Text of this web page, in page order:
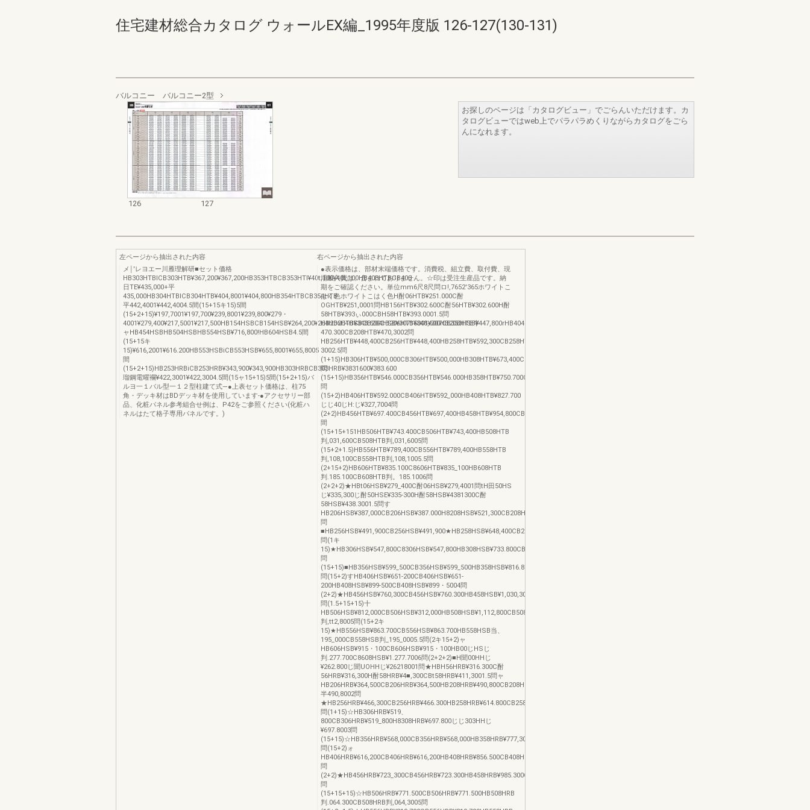
住宅建材総合カタログ ウォールEX編_1995年度版 126-127(130-131)
バルコニー バルコニー2型
126 127
お探しのページは「カタログビュー」でごらんいただけます。カ
タログビューではweb上でパラパラめくりながらカタログをごら
んになれます。
左ページから抽出された内容
メ￨′レヨエー川雁理解研■セット価格
HB303HTBICB303HTB¥367,200¥367,200HB353HTBCB353HTl¥40t,100¥40t,100HB403HTBCB403
日TE¥435,000+平
435,000HB304HTBICB304HTB¥404,8001¥404,800HB354HTBCB354HTB
平442,4001¥442,4004.5間(15+15キ15)5間
(15+2+15)¥197,7001¥197,700¥239,8001¥239,800¥279・
4001¥279,400¥217,5001¥217,500HB154HSBCB154HSB¥264,200¥264HB204HSBCB204HSB¥30715001¥307CB353HSB¥447,800rHB404HSB¥533,800
ャHB454HSBHB504HSBHB554HSB¥716,800!HB604HSB4.5間
(15+15キ
15)¥616,2001¥616.200HB553HSBiCB553HSB¥655,8001¥655,8005
間
(15+2+15)HB253HRBiCB253HRB¥343,900¥343,900HB303HRBCB303HRB¥3831600¥383.600
瑠鋼電曜襴¥422,3001¥422,3004.5間(15ャ15+15)5間(15+2+15)バ
ルヨ一１バル型一１２型柱建て式―●上表セット価格は、柱75
角・デッキ材はBDデッキ材を使用しています‐●アクセサリー部
品、化粧バネル参考組合せ例は、P42をご参照ください(化粧ハ
ネルはたて格子専用パネルです。)
右ページから抽出された内容
●表示価格は、部材末端価格です。消費税、組立費、取付費、現
場般入費は、含まれておりません。☆印は受注生産品です。納
期をご確認ください。単位mm6尺8尺問ロ!,7652′365ホワイトこ
はく色ホワイトこはく色H酎06HTB¥251.000C酎
OGHTB¥251,0001問HB156HTB¥302.600C酎56HTB¥302.600H酎
58HTB¥393ぃ000CBH58HTB¥393.0001.5問
HB206HTB¥348.600CB206HTB¥348,600HB208HTB半
470.300CB208HTB¥470,3002問
HB256HTB¥448,400CB256HTB¥448,400HB258HTB¥592,300CB258HTB¥592‐
3002.5問
(1+15)HB306HTB¥500,000CB306HTB¥500,000HB308HTB¥673,400CB308HTB¥673,4003
問
(15+15)HB356HTB¥546.000CB356HTB¥546.000HB358HTB¥750.700CB358HTB¥750_7003.5
問
(15+2)HB406HTB¥592.000CB406HTB¥592_000HB408HTB¥827.700
じじ40じH:じ¥327,7004問
(2+2)HB456HTB¥697.400CB456HTB¥697,400HB458HTB¥954,800CB458HTB¥054.3004.5
間
(15+15+151HB506HTB¥743.400CB506HTB¥743,400HB508HTB
判,031,600CB508HTB判,031,6005問
(15+2+1.5)HB556HTB¥789,400CB556HTB¥789,400HB558HTB
判,108,100CB558HTB判,108,1005.5問
(2+15+2)HB606HTB¥835.100C8606HTB¥835_100HB608HTB
判.185.100CB608HTB判。185.1006問
(2+2+2)★HBt06HSB¥279_400C酎06HSB¥279,4001問tH田50HS
じ¥335,300じ酎50HSE¥335‐300H酎58HSB¥4381300C酎
58HSB¥438.3001.5問す
HB206HSB¥387,000CB206HSB¥387.000H8208HSB¥521,300CB208HSB¥521,3002
問
■HB256HSB¥491,900CB256HSB¥491,900★HB258HSB¥648,400CB258HSB¥648,4002.5
問(1キ
15)★HB306HSB¥547,800C8306HSB¥547,800HB308HSB¥733.800CB308HSB¥733_8003
問
(15+15)■HB356HSB¥599_500CB356HSB¥599_500HB358HSB¥816.800CB358HSB¥816.3003.5
問(15+2)すHB406HSB¥651‐200CB406HSB¥651‐
200HB408HSB¥899‐500CB408HSB¥899・5004問
(2+2)★HB456HSB¥760,300CB456HSB¥760.300HB458HSB¥1,030,300CB458HSB¥1,030,3004.5
問(1.5+15+15)十
HB506HSB¥812,000CB506HSB¥312,000HB508HSB¥1,112,800CB508HSB
判,tt2,8005問(15+2キ
15)★HB556HSB¥863.700CB556HSB¥863.700HB558HSB当、
195_000CB558HSB判_195_0005.5問(2キ15+2)ャ
HB606HSB¥915・100CB606HSB¥915・100HB00じHSじ
判.277.700C8608HSB¥1.277.7006問(2+2+2)■H聞00HHじ
¥262.800じ聞UOHHじ¥26218001問★HBH56HRB¥316.300C酎
56HRB¥316,300H酎58HRB¥4■,300CBt58HRB¥411,3001.5問ャ
HB206HRB¥364,500CB206HRB¥364,500HB208HRB¥490,800CB208HRB
半490,8002問
★HB256HRB¥466,300CB256HRB¥466.300HB258HRB¥614.800CB258HRB¥614_8002.5
問(1+15)☆HB306HRB¥519、
800CB306HRB¥519_800H8308HRB¥697.800じじ303HHじ
¥697.8003問
(15+15)☆HB356HRB¥568,000CB356HRB¥568,000HB358HRB¥777,300CB358HRB¥777,3003.5
問(15+2)ォ
HB406HRB¥616,200CB406HRB¥616,200HB408HRB¥856.500CB408HRB¥856_5004
問
(2+2)★HB456HRB¥723_300CB456HRB¥723.300HB458HRB¥985.300CB458HRB¥985.3004.5
問
(15+15+15)☆HB506HRB¥771.500CB506HRB¥771.500HB508HRB
判.064.300CB508HRB判,064,3005問